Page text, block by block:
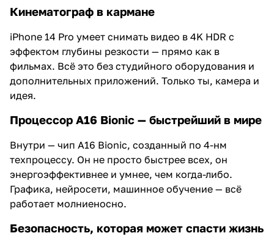
Кинематограф в кармане
iPhone 14 Pro умеет снимать видео в 4K HDR с
эффектом глубины резкости — прямо как в
фильмах. Всё это без студийного оборудования и
дополнительных приложений. Только ты, камера и
идея.
Процессор A16 Bionic — быстрейший в мире
Внутри — чип A16 Bionic, созданный по 4-нм
техпроцессу. Он не просто быстрее всех, он
энергоэффективнее и умнее, чем когда-либо.
Графика, нейросети, машинное обучение — всё
работает молниеносно.
Безопасность, которая может спасти жизнь